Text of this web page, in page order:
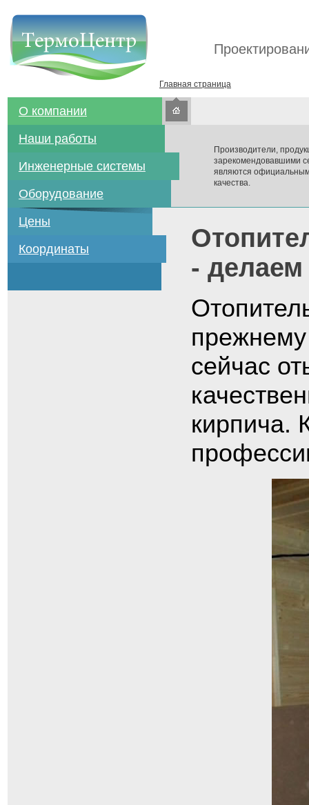
Главная страница
О компании
Наши работы
Инженерные системы
Оборудование
Цены
Координаты
Производители,
зарекомендовавшими
являются
качества.
-
прежнему
сейчас
кирпича.